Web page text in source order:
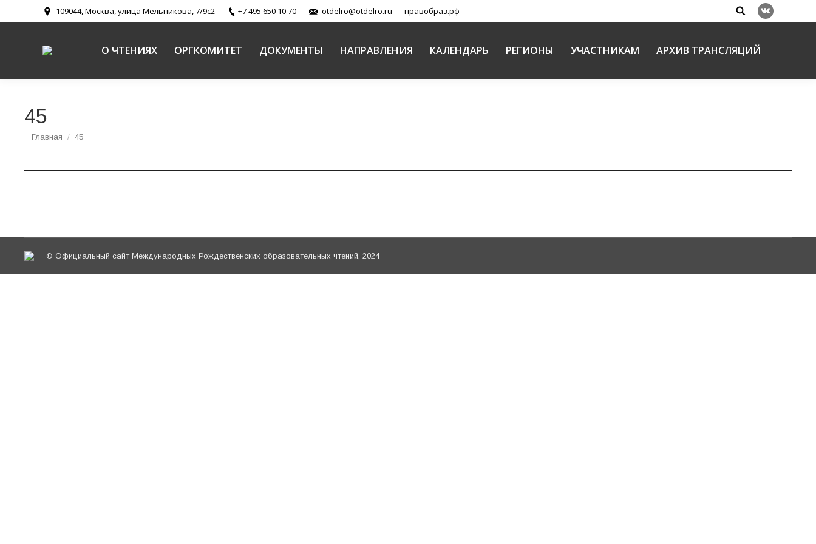
109044, Москва, улица Мельникова, 7/9с2 +7 495 650 10 70 otdelro@otdelro.ru правобраз.рф Search:
Вконтакте
О ЧТЕНИЯХ ОРГКОМИТЕТ ДОКУМЕНТЫ НАПРАВЛЕНИЯ КАЛЕНДАРЬ РЕГИОНЫ УЧАСТНИКАМ АРХИВ ТРАНСЛЯЦИЙ
45
Вы здесь:
Главная 45
© Официальный сайт Международных Рождественских образовательных чтений, 2024